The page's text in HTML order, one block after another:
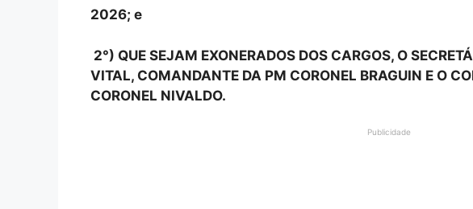
2026; e
2°) QUE SEJAM EXONERADOS DOS CARGOS, O
VITAL, COMANDANTE DA PM CORONEL BRAGUIN E O
CORONEL NIVALDO.
Publicidade